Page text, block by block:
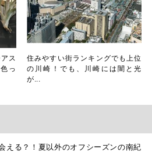
ス
っ
住みやすい街ランキングでも上位
の川崎！でも、川崎には闇と光
が...
える？！夏以外のオフシーズンの南紀